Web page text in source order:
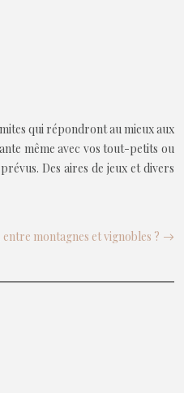
qui répondront au mieux aux
même avec vos tout-petits ou
Des aires de jeux et divers
montagnes et vignobles ?